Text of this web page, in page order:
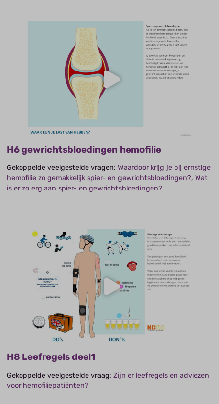
H6 gewrichtsbloedingen hemofilie
Gekoppelde veelgestelde vragen:Waardoor krijg je bij ernstige
hemofilie zo gemakkelijk spier- en gewrichtsbloedingen?,Wat
is er zo erg aan spier- en gewrichtsbloedingen?
H8 Leefregels deel1
Gekoppelde veelgestelde vraag:Zijn er leefregels en adviezen
voor hemofiliepatiënten?